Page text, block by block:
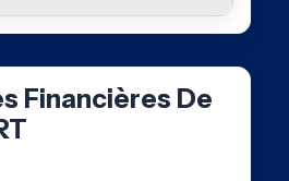
Financières De